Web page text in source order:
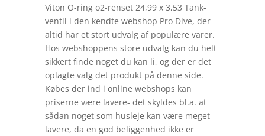
Viton O-ring o2-renset 24,99 x 3,53 Tank-
ventil i den kendte webshop Pro Dive, der
altid har et stort udvalg af populære varer.
Hos webshoppens store udvalg kan du helt
sikkert finde noget du kan li, og der er det
oplagte valg det produkt på denne side.
Købes der ind i online webshops kan
priserne være lavere- det skyldes bl.a. at
sådan noget som husleje kan være meget
lavere, da en god beliggenhed ikke er